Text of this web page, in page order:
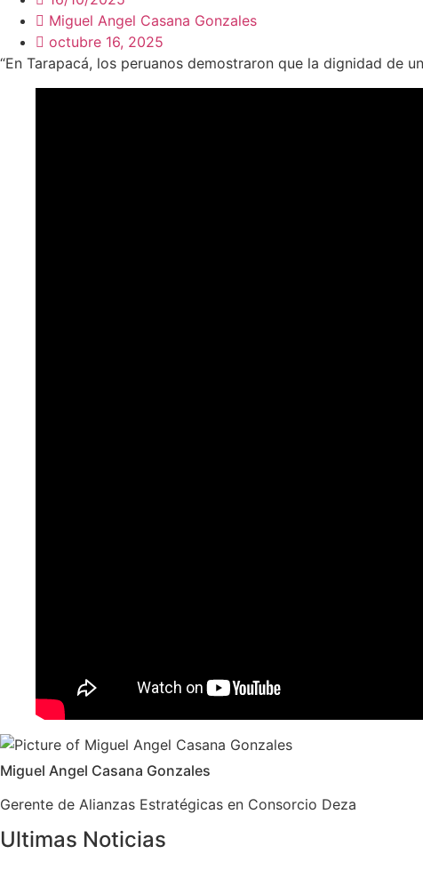
Miguel Angel Casana Gonzales
octubre 16, 2025
“En Tarapacá, los peruanos demostraron que la dignidad de
Miguel Angel Casana Gonzales
Gerente de Alianzas Estratégicas en Consorcio Deza
Ultimas Noticias